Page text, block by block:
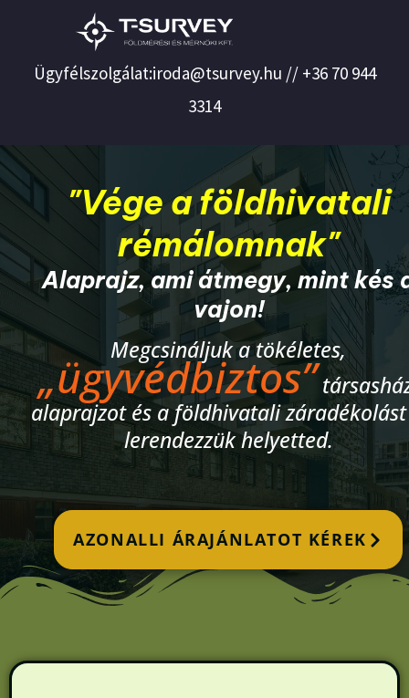
Ügyfélszolgálat:iroda@tsurvey.hu // +36 70 944
3314
"Vége a földhivatali
rémálomnak"
Alaprajz, ami átmegy, mint kés
vajon!
Megcsináljuk a tökéletes,
„ügyvédbiztos”
alaprajzot és a földhivatali
lerendezzük helyetted.
AZONALLI ÁRAJÁNLATOT KÉREK